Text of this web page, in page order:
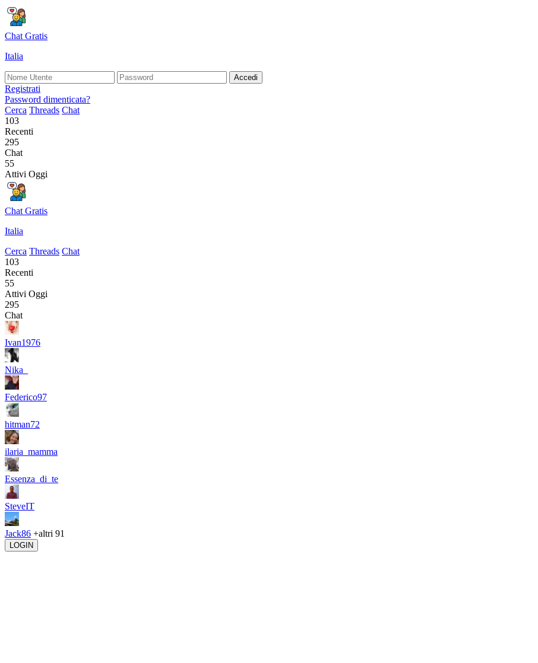
Chat Gratis
Italia
Accedi
Registrati
Password dimenticata?
Cerca Threads Chat
103
Recenti
295
Chat
55
Attivi Oggi
Chat Gratis
Italia
Cerca Threads Chat
103
Recenti
55
Attivi Oggi
295
Chat
Ivan1976
Nika_
Federico97
hitman72
ilaria_mamma
Essenza_di_te
SteveIT
Jack86 +altri 91
LOGIN